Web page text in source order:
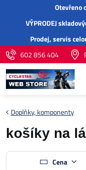
Otevřeno
VÝPRODEJ
Prodej,servis
602 856 404
Doplňky, komponenty
košíky na
Cena